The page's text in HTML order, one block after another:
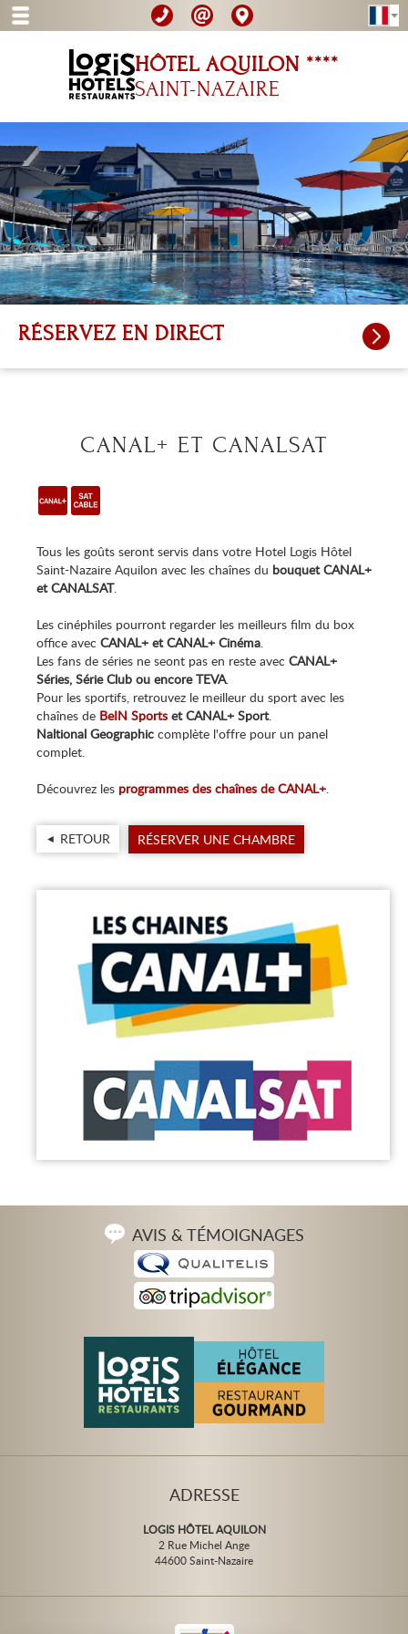
HÔTEL AQUILON ****
SAINT-NAZAIRE
RÉSERVEZ EN DIRECT
CANAL+ ET CANALSAT
Tous les goûts seront servis dans votre Hotel Logis Hôtel
Saint-Nazaire Aquilon avec les chaînes du bouquet CANAL+
et CANALSAT.
Les cinéphiles pourront regarder les meilleurs film du box
office avec CANAL+ et CANAL+ Cinéma.
Les fans de séries ne seont pas en reste avec CANAL+
Séries, Série Club ou encore TEVA.
Pour les sportifs, retrouvez le meilleur du sport avec les
chaînes de BeIN Sports et CANAL+ Sport.
Naltional Geographic complète l'offre pour un panel
complet.
Découvrez les programmes des chaînes de CANAL+.
RETOUR RÉSERVER UNE CHAMBRE
AVIS & TÉMOIGNAGES
ADRESSE
LOGIS HÔTEL AQUILON
2 Rue Michel Ange
44600 Saint-Nazaire